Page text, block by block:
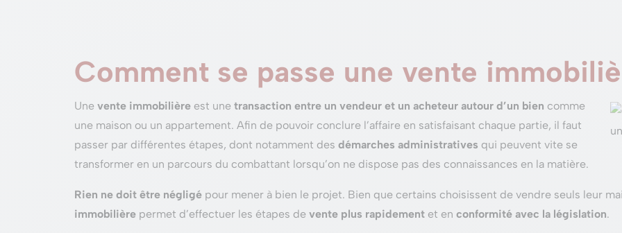
Comment se passe une vente
Une vente immobilière est une transaction entre un vendeur et un acheteur autour d’un bien comme
une maison ou un appartement. Afin de pouvoir conclure l’affaire en satisfaisant chaque partie, il faut
passer par différentes étapes, dont notamment des démarches administratives qui peuvent vite se
transformer en un parcours du combattant lorsqu’on ne dispose pas des connaissances en la matière.
Rien ne doit être négligé pour mener à bien le projet. Bien que certains choisissent de vendre seuls leur
immobilière permet d’effectuer les étapes de vente plus rapidement et en conformité avec la législation.